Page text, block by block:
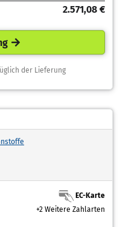
2.571,08 €
der Lieferung
EC-Karte
+2 Weitere Zahlarten